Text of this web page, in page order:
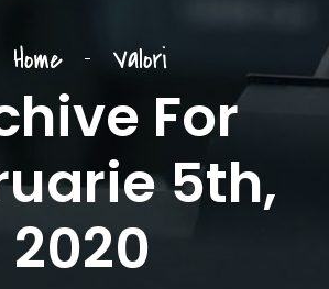
Home Valori
For
5th,
2020